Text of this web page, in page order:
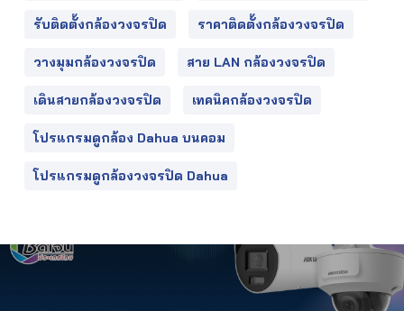
รับติดตั้งกล้องวงจรปิด ราคาติดตั้งกล้องวงจรปิด
วางมุมกล้องวงจรปิด สาย LAN กล้องวงจรปิด
เดินสายกล้องวงจรปิด เทคนิคกล้องวงจรปิด
โปรแกรมดูกล้อง Dahua บนคอม
โปรแกรมดูกล้องวงจรปิด Dahua